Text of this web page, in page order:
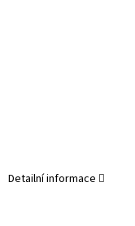
Detailní informace